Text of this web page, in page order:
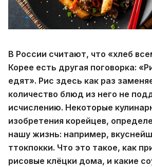
В России считают, что «хлеб
Корее есть другая поговорка:
едят». Рис здесь как раз
количество блюд из него не
исчислению. Некоторые
изобретения корейцев,
нашу жизнь: например,
ттокпокки. Что это такое, как
рисовые клёцки дома, и какие